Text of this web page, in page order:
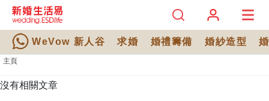
WeVow 新人谷 求婚 婚禮籌備 婚紗造型
主頁
沒有相關文章